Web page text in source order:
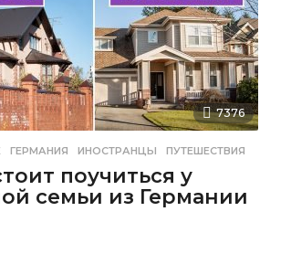
7376
ГЕРМАНИЯ ,ИНОСТРАНЦЫ ,ПУТЕШЕСТВИЯ
поучиться у
семьи из Германии